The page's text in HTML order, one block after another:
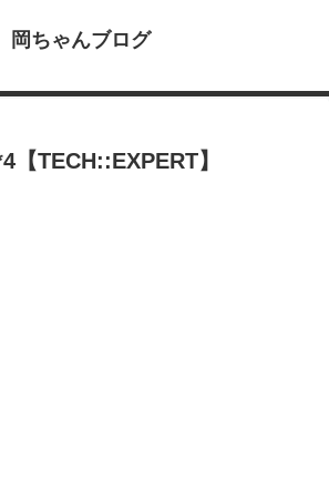
岡ちゃんブログ
TECH::EXPERT】